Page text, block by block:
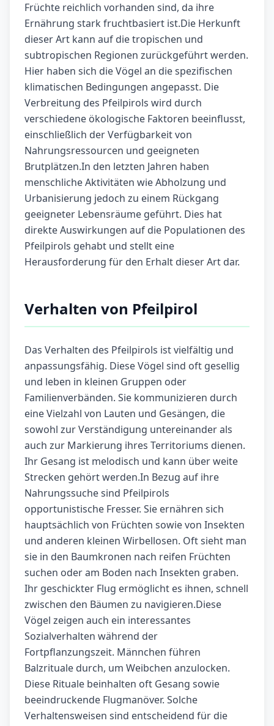
Früchte reichlich vorhanden sind, da ihre
Ernährung stark fruchtbasiert ist.Die Herkunft
dieser Art kann auf die tropischen und
subtropischen Regionen zurückgeführt werden.
Hier haben sich die Vögel an die spezifischen
klimatischen Bedingungen angepasst. Die
Verbreitung des Pfeilpirols wird durch
verschiedene ökologische Faktoren beeinflusst,
einschließlich der Verfügbarkeit von
Nahrungsressourcen und geeigneten
Brutplätzen.In den letzten Jahren haben
menschliche Aktivitäten wie Abholzung und
Urbanisierung jedoch zu einem Rückgang
geeigneter Lebensräume geführt. Dies hat
direkte Auswirkungen auf die Populationen des
Pfeilpirols gehabt und stellt eine
Herausforderung für den Erhalt dieser Art dar.
Verhalten von Pfeilpirol
Das Verhalten des Pfeilpirols ist vielfältig und
anpassungsfähig. Diese Vögel sind oft gesellig
und leben in kleinen Gruppen oder
Familienverbänden. Sie kommunizieren durch
eine Vielzahl von Lauten und Gesängen, die
sowohl zur Verständigung untereinander als
auch zur Markierung ihres Territoriums dienen.
Ihr Gesang ist melodisch und kann über weite
Strecken gehört werden.In Bezug auf ihre
Nahrungssuche sind Pfeilpirols
opportunistische Fresser. Sie ernähren sich
hauptsächlich von Früchten sowie von Insekten
und anderen kleinen Wirbellosen. Oft sieht man
sie in den Baumkronen nach reifen Früchten
suchen oder am Boden nach Insekten graben.
Ihr geschickter Flug ermöglicht es ihnen, schnell
zwischen den Bäumen zu navigieren.Diese
Vögel zeigen auch ein interessantes
Sozialverhalten während der
Fortpflanzungszeit. Männchen führen
Balzrituale durch, um Weibchen anzulocken.
Diese Rituale beinhalten oft Gesang sowie
beeindruckende Flugmanöver. Solche
Verhaltensweisen sind entscheidend für die